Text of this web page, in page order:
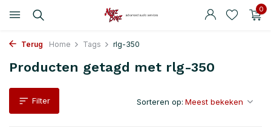
0
Terug Home Tags rlg-350
Producten getagd met rlg-350
Filter Sorteren op: